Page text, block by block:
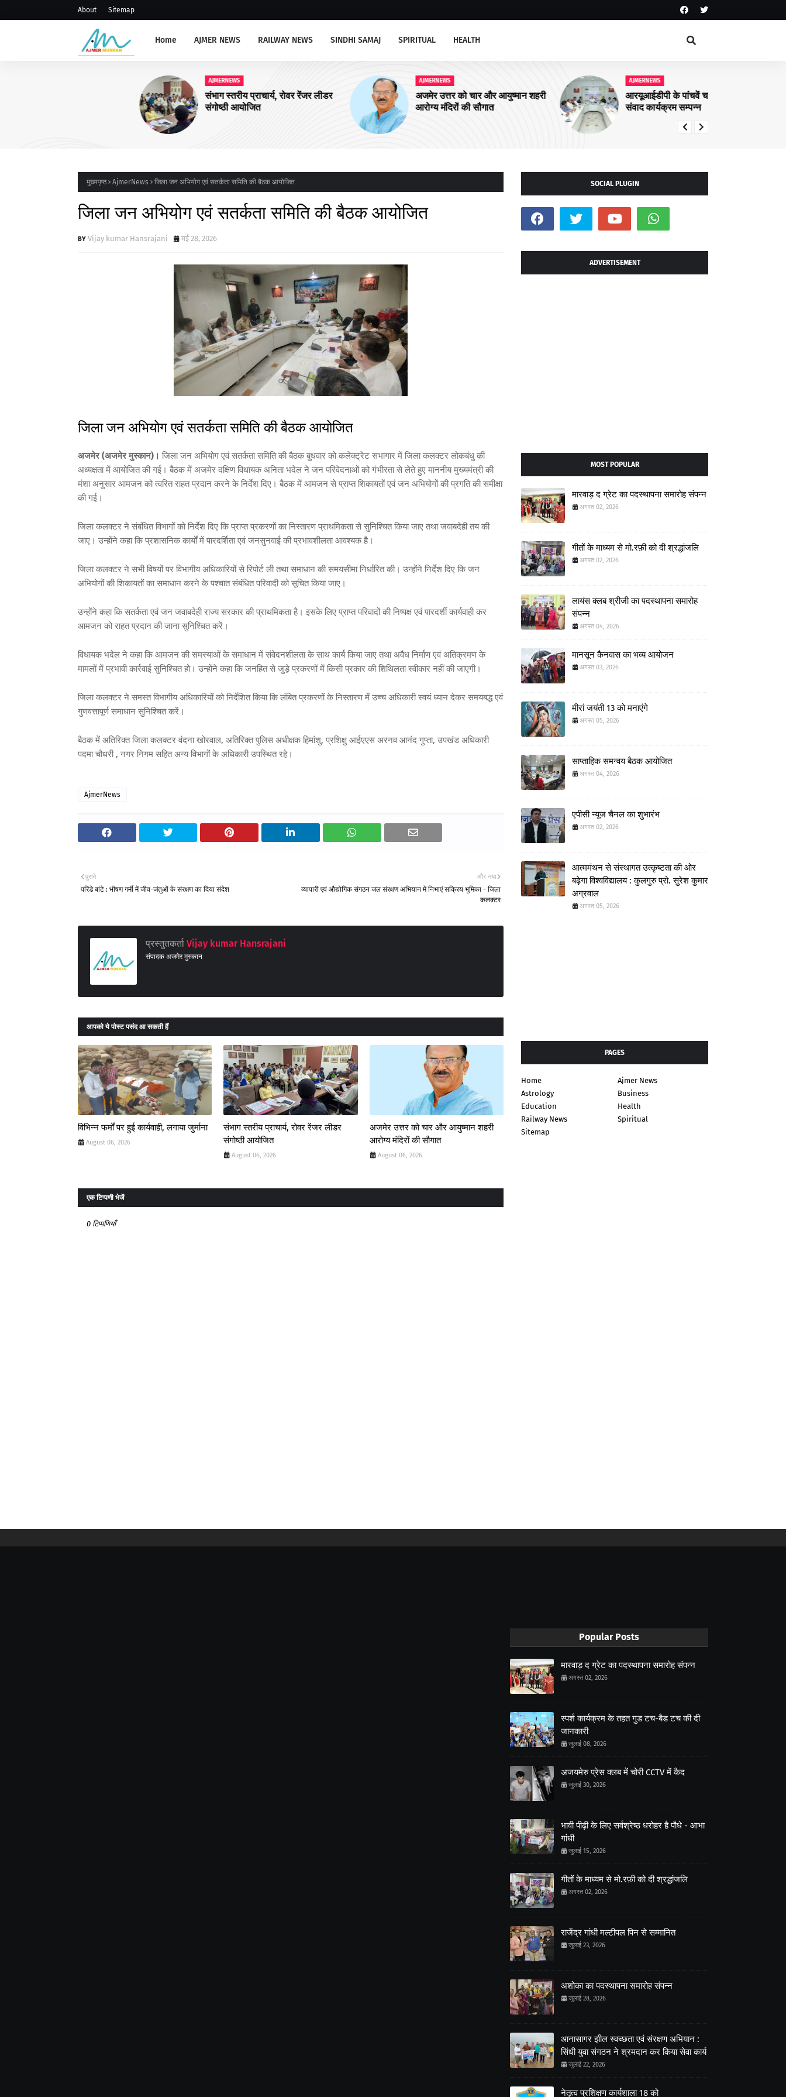
About Sitemap
Home AJMER NEWS RAILWAY NEWS SINDHI SAMAJ SPIRITUAL HEALTH
AJMERNEWS
संभाग स्तरीय प्राचार्य, रोवर रेंजर लीडर
संगोष्ठी आयोजित
AJMERNEWS
अजमेर उत्तर को चार और आयुष्मान शहरी
आरोग्य मंदिरों की सौगात
AJMERNEWS
आरयूआईडीपी के पांचवें चरण के कार्यों पर
संवाद कार्यक्रम सम्पन्न
मुख्यपृष्ठ AjmerNews जिला जन अभियोग एवं सतर्कता समिति की बैठक आयोजित
जिला जन अभियोग एवं सतर्कता समिति की बैठक आयोजित
Vijay kumar Hansrajani मई 28, 2026
जिला जन अभियोग एवं सतर्कता समिति की बैठक आयोजित
अजमेर (अजमेर मुस्कान)। जिला जन अभियोग एवं सतर्कता समिति की बैठक बुधवार को कलेक्ट्रेट सभागार में जिला कलक्टर लोकबंधु की
अध्यक्षता में आयोजित की गई। बैठक में अजमेर दक्षिण विधायक अनिता भदेल ने जन परिवेदनाओं को गंभीरता से लेते हुए माननीय मुख्यमंत्री की
मंशा अनुसार आमजन को त्वरित राहत प्रदान करने के निर्देश दिए। बैठक में आमजन से प्राप्त शिकायतों एवं जन अभियोगों की प्रगति की समीक्षा
की गई।
जिला कलक्टर ने संबंधित विभागों को निर्देश दिए कि प्राप्त प्रकरणों का निस्तारण प्राथमिकता से सुनिश्चित किया जाए तथा जवाबदेही तय की
जाए। उन्होंने कहा कि प्रशासनिक कार्यों में पारदर्शिता एवं जनसुनवाई की प्रभावशीलता आवश्यक है।
जिला कलक्टर ने सभी विषयों पर विभागीय अधिकारियों से रिपोर्ट ली तथा समाधान की समयसीमा निर्धारित की। उन्होंने निर्देश दिए कि जन
अभियोगों की शिकायतों का समाधान करने के पश्चात संबंधित परिवादी को सूचित किया जाए।
उन्होंने कहा कि सतर्कता एवं जन जवाबदेही राज्य सरकार की प्राथमिकता है। इसके लिए प्राप्त परिवादों की निष्पक्ष एवं पारदर्शी कार्यवाही कर
आमजन को राहत प्रदान की जाना सुनिश्चित करें।
विधायक भदेल ने कहा कि आमजन की समस्याओं के समाधान में संवेदनशीलता के साथ कार्य किया जाए तथा अवैध निर्माण एवं अतिक्रमण के
मामलों में प्रभावी कार्रवाई सुनिश्चित हो। उन्होंने कहा कि जनहित से जुड़े प्रकरणों में किसी प्रकार की शिथिलता स्वीकार नहीं की जाएगी।
जिला कलक्टर ने समस्त विभागीय अधिकारियों को निर्देशित किया कि लंबित प्रकरणों के निस्तारण में उच्च अधिकारी स्वयं ध्यान देकर समयबद्ध एवं
गुणवत्तापूर्ण समाधान सुनिश्चित करें।
बैठक में अतिरिक्त जिला कलक्टर वंदना खोरवाल, अतिरिक्त पुलिस अधीक्षक हिमांशु, प्रशिक्षु आईएएस अरनव आनंद गुप्ता, उपखंड अधिकारी
पदमा चौधरी , नगर निगम सहित अन्य विभागों के अधिकारी उपस्थित रहे।
AjmerNews
और नया
व्यापारी एवं औद्योगिक संगठन जल संरक्षण अभियान में निभाएं सक्रिय भूमिका - जिला
कलक्टर
पुराने
परिंडे बांटे : भीषण गर्मी में जीव-जंतुओं के संरक्षण का दिया संदेश
प्रस्तुतकर्ता Vijay kumar Hansrajani
संपादक अजमेर मुस्कान
आपको ये पोस्ट पसंद आ सकती हैं
विभिन्न फर्मों पर हुई कार्यवाही, लगाया जुर्माना
August 06, 2026
संभाग स्तरीय प्राचार्य, रोवर रेंजर लीडर
संगोष्ठी आयोजित
August 06, 2026
अजमेर उत्तर को चार और आयुष्मान शहरी
आरोग्य मंदिरों की सौगात
August 06, 2026
एक टिप्पणी भेजें
0 टिप्पणियाँ
SOCIAL PLUGIN
ADVERTISEMENT
MOST POPULAR
मारवाड़ द ग्रेट का पदस्थापना समारोह संपन्न
अगस्त 02, 2026
गीतों के माध्यम से मो.रफ़ी को दी श्रद्धांजलि
अगस्त 02, 2026
लायंस क्लब श्रीजी का पदस्थापना समारोह
संपन्न
अगस्त 04, 2026
मानसून कैनवास का भव्य आयोजन
अगस्त 03, 2026
मीरां जयंती 13 को मनाएंगे
अगस्त 05, 2026
साप्ताहिक समन्वय बैठक आयोजित
अगस्त 04, 2026
एपीसी न्यूज चैनल का शुभारंभ
अगस्त 02, 2026
आत्ममंथन से संस्थागत उत्कृष्टता की ओर
बढ़ेगा विश्वविद्यालय : कुलगुरु प्रो. सुरेश कुमार
अग्रवाल
अगस्त 05, 2026
PAGES
Home
Ajmer News
Astrology
Business
Education
Health
Railway News
Spiritual
Sitemap
Popular Posts
मारवाड़ द ग्रेट का पदस्थापना समारोह संपन्न
अगस्त 02, 2026
स्पर्श कार्यक्रम के तहत गुड टच-बैड टच की दी
जानकारी
जुलाई 08, 2026
अजयमेरु प्रेस क्लब में चोरी CCTV में कैद
जुलाई 30, 2026
भावी पीढ़ी के लिए सर्वश्रेष्ठ धरोहर है पौधे - आभा
गांधी
जुलाई 15, 2026
गीतों के माध्यम से मो.रफ़ी को दी श्रद्धांजलि
अगस्त 02, 2026
राजेंद्र गांधी मल्टीपल पिन से सम्मानित
जुलाई 23, 2026
अशोका का पदस्थापना समारोह संपन्न
जुलाई 28, 2026
आनासागर झील स्वच्छता एवं संरक्षण अभियान :
सिंधी युवा संगठन ने श्रमदान कर किया सेवा कार्य
जुलाई 22, 2026
नेतृत्व प्रशिक्षण कार्यशाला 18 को